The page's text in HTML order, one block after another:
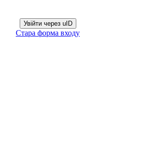
Увійти через uID
Стара форма входу